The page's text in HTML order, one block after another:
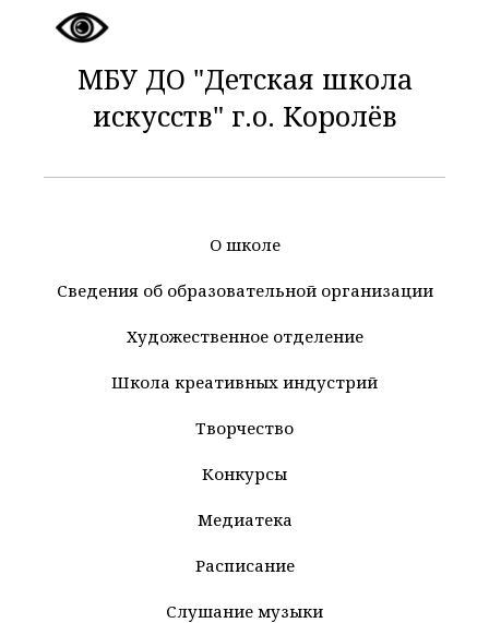
МБУ ДО "Детская школа
искусств" г.о. Королёв
О школе
Сведения об образовательной организации
Художественное отделение
Школа креативных индустрий
Творчество
Конкурсы
Медиатека
Расписание
Слушание музыки